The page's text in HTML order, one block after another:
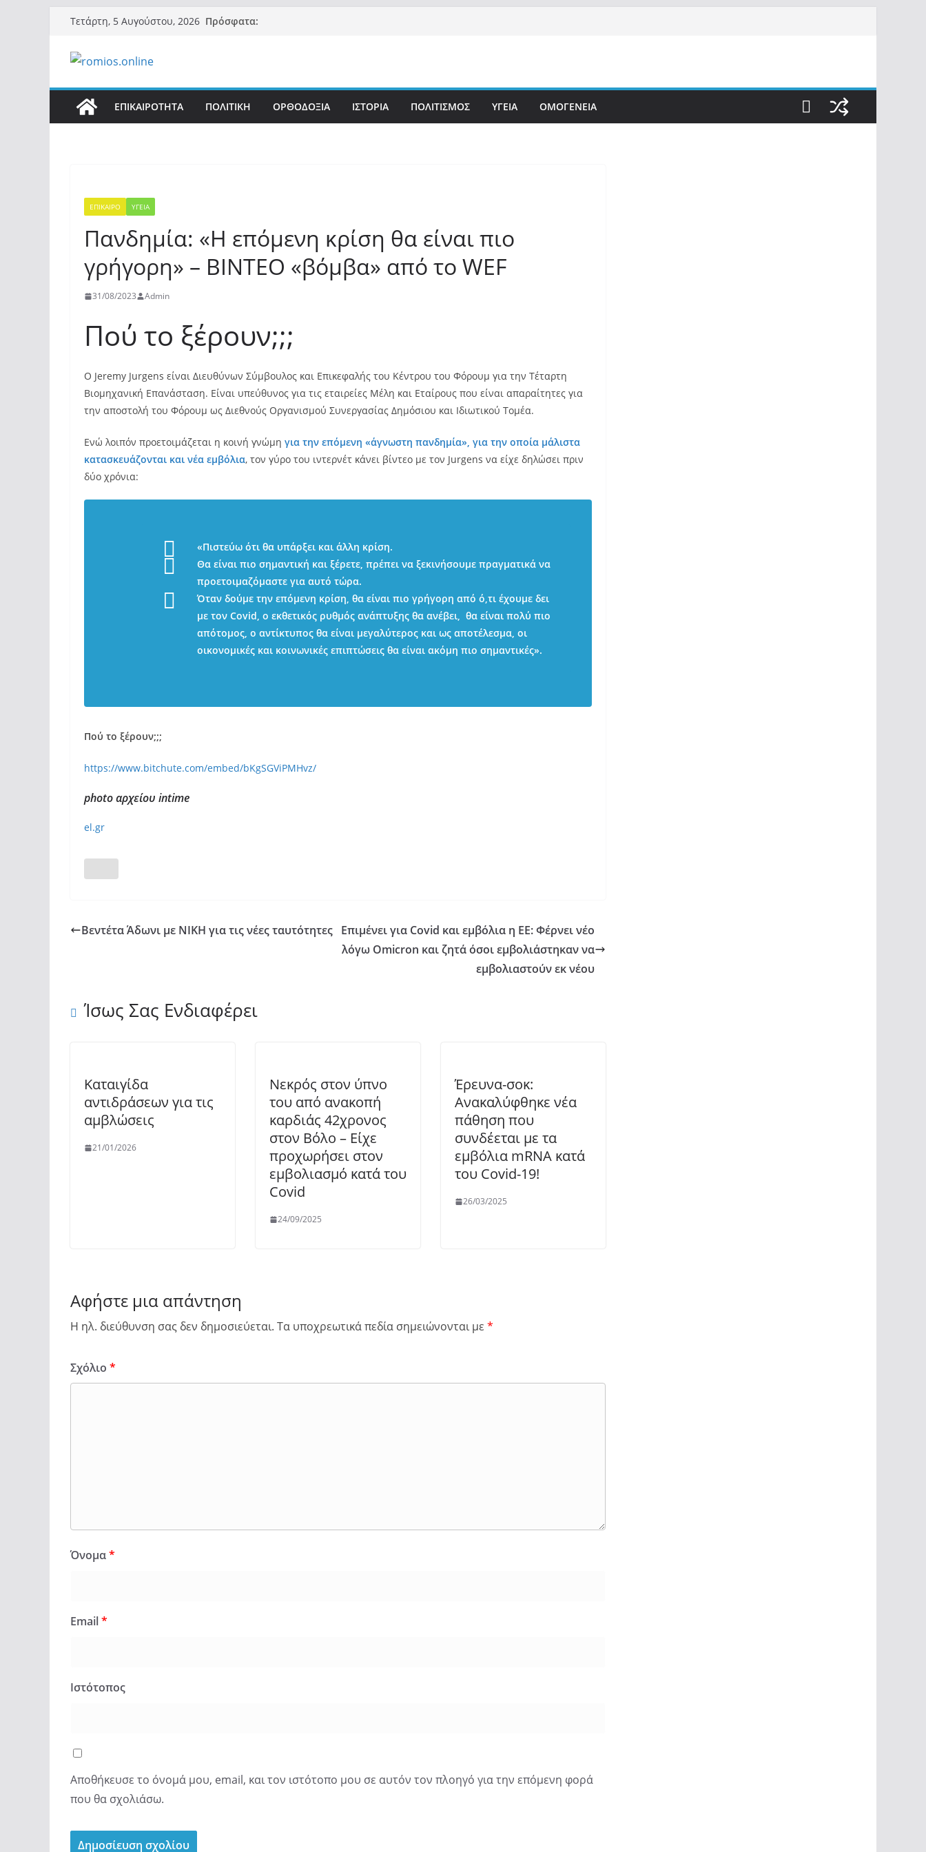
Μετάβαση
περιεχόμενο
Τετάρτη, 5 Αυγούστου, 2026 Πρόσφατα:
ΕΠΙΚΑΙΡΟΤΗΤΑ ΠΟΛΙΤΙΚΗ ΟΡΘΟΔΟΞΙΑ ΙΣΤΟΡΙΑ ΠΟΛΙΤΙΣΜΟΣ ΥΓΕΙΑ ΟΜΟΓΕΝΕΙΑ
ΕΠΙΚΑΙΡΟ ΥΓΕΙΑ
Πανδημία: «Η επόμενη κρίση θα είναι πιο
γρήγορη» – ΒΙΝΤΕΟ «βόμβα» από το WEF
31/08/2023 Admin
Πού το ξέρουν;;;
Ο Jeremy Jurgens είναι Διευθύνων Σύμβουλος και Επικεφαλής του Κέντρου του Φόρουμ για την Τέταρτη
Βιομηχανική Επανάσταση. Είναι υπεύθυνος για τις εταιρείες Μέλη και Εταίρους που είναι απαραίτητες για
την αποστολή του Φόρουμ ως Διεθνούς Οργανισμού Συνεργασίας Δημόσιου και Ιδιωτικού Τομέα.
Ενώ λοιπόν προετοιμάζεται η κοινή γνώμη για την επόμενη «άγνωστη πανδημία», για την οποία μάλιστα
κατασκευάζονται και νέα εμβόλια, τον γύρο του ιντερνέτ κάνει βίντεο με τον Jurgens να είχε δηλώσει πριν
δύο χρόνια:
«Πιστεύω ότι θα υπάρξει και άλλη κρίση.
Θα είναι πιο σημαντική και ξέρετε, πρέπει να ξεκινήσουμε πραγματικά να
προετοιμαζόμαστε για αυτό τώρα.
Όταν δούμε την επόμενη κρίση, θα είναι πιο γρήγορη από ό,τι έχουμε δει
με τον Covid, ο εκθετικός ρυθμός ανάπτυξης θα ανέβει, θα είναι πολύ πιο
απότομος, ο αντίκτυπος θα είναι μεγαλύτερος και ως αποτέλεσμα, οι
οικονομικές και κοινωνικές επιπτώσεις θα είναι ακόμη πιο σημαντικές».
Πού το ξέρουν;;;
https://www.bitchute.com/embed/bKgSGViPMHvz/
photo αρχείου intime
el.gr
Βεντέτα Άδωνι με ΝΙΚΗ για τις νέες ταυτότητες Επιμένει για Covid και εμβόλια η ΕΕ: Φέρνει νέο
λόγω Omicron και ζητά όσοι εμβολιάστηκαν να
εμβολιαστούν εκ νέου
Ίσως Σας Ενδιαφέρει
Καταιγίδα
αντιδράσεων για τις
αμβλώσεις
21/01/2026
Νεκρός στον ύπνο
του από ανακοπή
καρδιάς 42χρονος
στον Βόλο – Είχε
προχωρήσει στον
εμβολιασμό κατά του
Covid
24/09/2025
Έρευνα-σοκ:
Ανακαλύφθηκε νέα
πάθηση που
συνδέεται με τα
εμβόλια mRNA κατά
του Covid-19!
26/03/2025
Αφήστε μια απάντηση
Η ηλ. διεύθυνση σας δεν δημοσιεύεται. Τα υποχρεωτικά πεδία σημειώνονται με *
Σχόλιο *
Όνομα*
Email*
Ιστότοπος
Αποθήκευσε το όνομά μου, email, και τον ιστότοπο μου σε αυτόν τον πλοηγό για την επόμενη φορά
που θα σχολιάσω.